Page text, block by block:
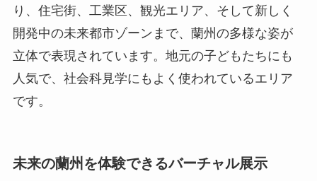
り、住宅街、工業区、観光エリア、そして新しく
開発中の未来都市ゾーンまで、蘭州の多様な姿が
立体で表現されています。地元の子どもたちにも
人気で、社会科見学にもよく使われているエリア
です。
未来の蘭州を体験できるバーチャル展示